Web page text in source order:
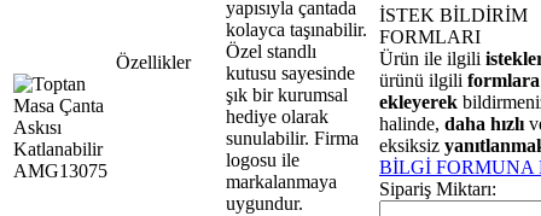
Özellikler
yapısıyla çantada
kolayca taşınabilir.
Özel standlı
kutusu sayesinde
şık bir kurumsal
hediye olarak
sunulabilir. Firma
logosu ile
markalanmaya
uygundur.
İSTEK BİLDİRİM
FORMLARI
Ürün ile ilgili
ürünü ilgili formlara
ekleyerek
halinde, daha hızlı
eksiksiz
BİLGİ FORMUNA
Sipariş Miktarı: